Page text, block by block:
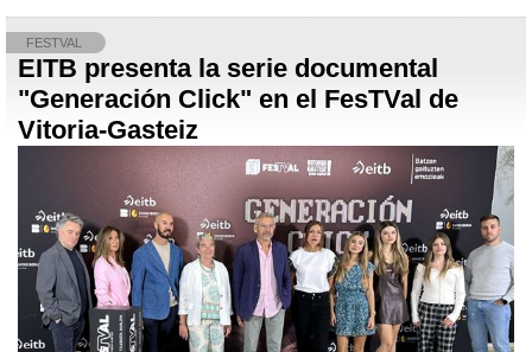
FESTVAL
EITB presenta la serie documental
"Generación Click" en el FesTVal de
Vitoria-Gasteiz